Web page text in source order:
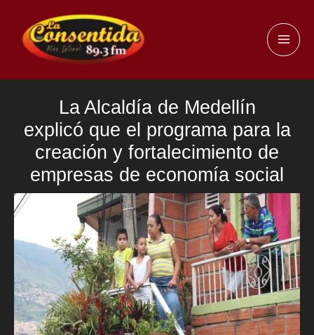
contenido
La Alcaldía de Medellín
explicó que el programa para la
creación y fortalecimiento de
empresas de economía social